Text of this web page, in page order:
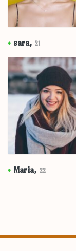
• sara, 21
• Maria, 22